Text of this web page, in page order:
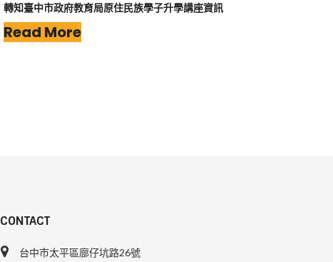
轉知臺中市政府教育局原住民族學子升學講座資訊
Read More
CONTACT
台中市太平區廍仔坑路26號